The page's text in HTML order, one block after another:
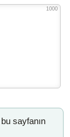
1000
sayfanın